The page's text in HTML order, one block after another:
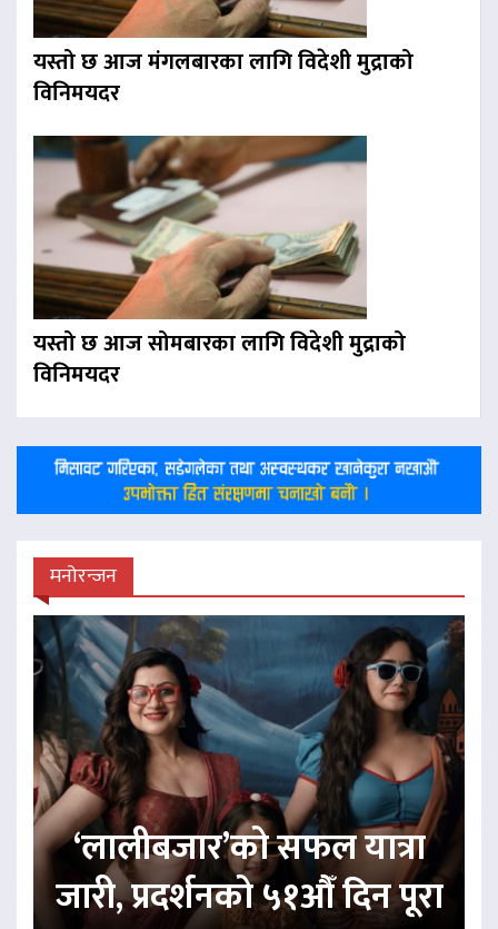
यस्तो छ आज मंगलबारका लागि विदेशी मुद्राको
विनिमयदर
यस्तो छ आज सोमबारका लागि विदेशी मुद्राको
विनिमयदर
मनोरन्जन
‘लालीबजार’को सफल यात्रा
जारी, प्रदर्शनको ५१औँ दिन पूरा